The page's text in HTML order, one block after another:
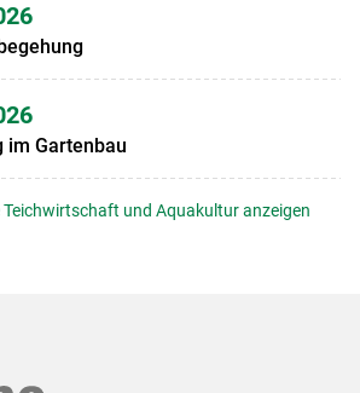
im Gartenbau
Teichwirtschaft und Aquakultur anzeigen